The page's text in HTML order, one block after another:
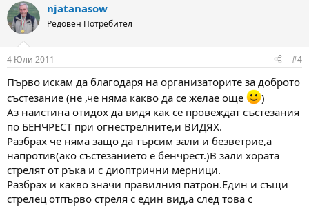
njatanasow
Редовен Потребител
4 Юли 2011 #4
Първо искам да благодаря на организаторите за доброто
състезание (не ,че няма какво да се желае още
)
Аз наистина отидох да видя как се провеждат състезания
по БЕНЧРЕСТ при огнестрелните,и ВИДЯХ.
Разбрах че няма защо да търсим зали и безветрие,а
напротив(ако състезанието е бенчрест.)В зали хората
стрелят от ръка и с диоптрични мерници.
Разбрах и какво значи правилния патрон.Един и същи
стрелец отпърво стреля с един вид,а след това с